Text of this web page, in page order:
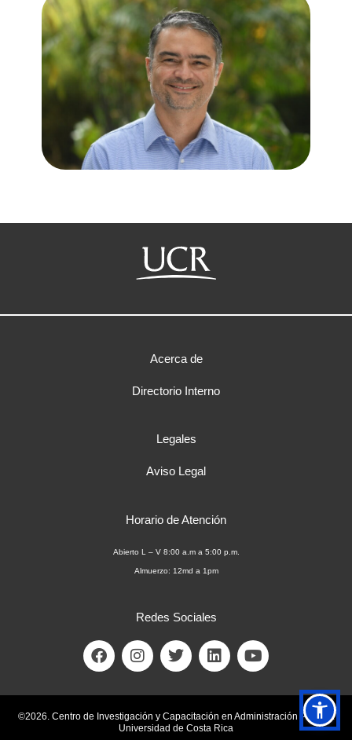
Acerca de
Directorio Interno
Legales
Aviso Legal
Horario de Atención
Abierto L – V 8:00 a.m a 5:00 p.m.
Almuerzo: 12md a 1pm
Redes Sociales
F
a
e
b
I
n
t
a
g
T
w
t
t
e
L
i
k
e
d
Y
o
t
u
©2026. Centro de Investigación y Capacitación en Administración Pública.
Universidad de Costa Rica